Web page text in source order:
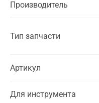
Производитель
Тип запчасти
Артикул
Для инструмента